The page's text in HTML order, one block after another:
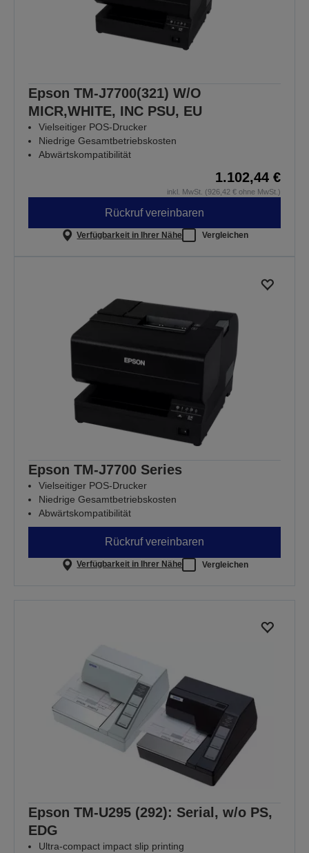
Epson TM-J7700(321) W/O
MICR,WHITE, INC PSU, EU
Vielseitiger POS-Drucker
Niedrige Gesamtbetriebskosten
Abwärtskompatibilität
1.102,44 €
inkl. MwSt. (926,42 € ohne MwSt.)
Rückruf vereinbaren
Verfügbarkeit in Ihrer Nähe Vergleichen
Epson TM-J7700 Series
Vielseitiger POS-Drucker
Niedrige Gesamtbetriebskosten
Abwärtskompatibilität
Rückruf vereinbaren
Verfügbarkeit in Ihrer Nähe Vergleichen
Epson TM-U295 (292): Serial, w/o PS,
EDG
Ultra-compact impact slip printing